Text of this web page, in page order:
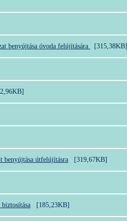
benyújtása óvoda felújítására [315,38KB]
benyújtása útfelújításra [319,67KB]
[185,23KB]